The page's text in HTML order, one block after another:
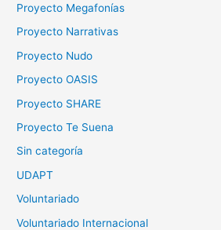
Proyecto Megafonías
Proyecto Narrativas
Proyecto Nudo
Proyecto OASIS
Proyecto SHARE
Proyecto Te Suena
Sin categoría
UDAPT
Voluntariado
Voluntariado Internacional